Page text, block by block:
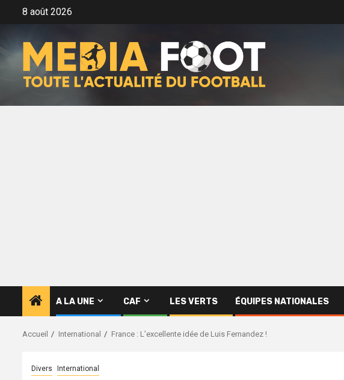
8 août 2026
A LA UNE CAF LES VERTS ÉQUIPES NATIONALES
Accueil International France : L’excellente idée de Luis Fernandez !
Divers International